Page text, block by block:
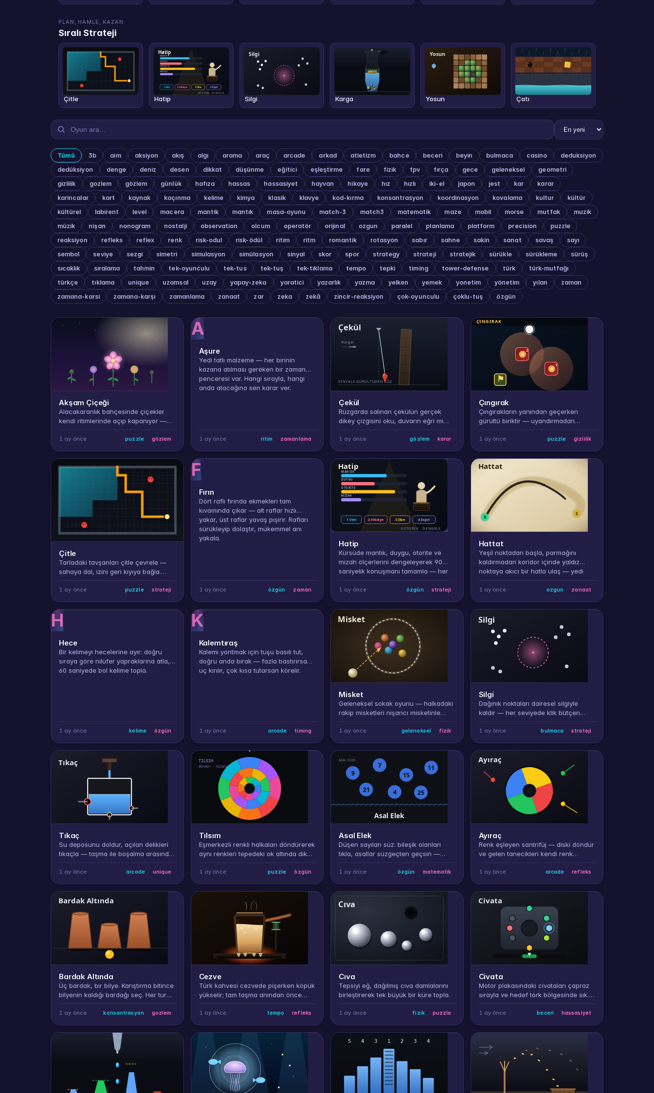
PLAN, HAMLE, KAZAN
Sıralı Strateji
Çitle Hatip Silgi Karga Yosun Çatı
Tümü 3b aim aksiyon akış algı arama araç arcade arkad atletizm bahce beceri beyin bulmaca casino
deduksiyon
dedüksiyon
denge deniz desen dikkat düşünme eğitici eşleştirme fare fizik fpv fırça gece geleneksel
geometri
gizlilik
gozlem gözlem günlük hafıza hassas hassasiyet hayvan hikaye hız hızlı iki-el japon jest kar
karar
karincalar
kart kaynak kaçınma kelime kimya klasik klavye kod-kırma konsantrasyon koordinasyon kovalama kultur
kültür
kültürel
labirent level macera mantik mantık masa-oyunu match-3 match3 matematik maze mobil morse mutfak
muzik
müzik
nişan nonogram nostalji observation olcum operatör orijinal ozgun paralel planlama platform precision
puzzle
reaksiyon
refleks reflex renk risk-odul risk-ödül ritim ritm romantik rotasyon sabır sahne sakin sanat savaş
sayı
sembol
seviye sezgi simetri simulasyon simülasyon sinyal skor spor strategy strateji stratejik sürükle sürükleme
sürüş
sıcaklık
sıralama tahmin tek-oyunculu tek-tus tek-tuş tek-tıklama tempo tepki timing tower-defense türk
türk-mutfağı
türkçe
tıklama unique uzamsal uzay yapay-zeka yaratici yazarlık yazma yelken yemek yonetim yönetim yılan
zaman
zamana-karsi
zamana-karşı zamanlama zanaat zar zeka zekâ zincir-reaksiyon çok-oyunculu çoklu-tuş özgün
Akşam Çiçeği
Alacakaranlık bahçesinde çiçekler
kendi ritimlerinde açıp kapanıyor —
sadece tam açıkken topla.
1 ay önce puzzle gözlem
A
Aşure
Yedi tatlı malzeme — her birinin
kazana atılması gereken bir zaman
penceresi var. Hangi sırayla, hangi
anda atacağına sen karar ver.
1 ay önce ritim zamanlama
Çekül
Rüzgarda salınan çekülün gerçek
dikey çizgisini oku, duvarın eğri mi
düz mü olduğuna karar ver — sinyali
gürültüden süzme oyunu.
1 ay önce gözlem karar
Çıngırak
Çıngırakların yanından geçerken
gürültü biriktir — uyandırmadan
bayrağa in.
1 ay önce puzzle gizlilik
Çitle
Tarladaki tavşanları çitle çevrele —
sahaya dal, izini geri kıyıya bağla.
Tavşanlar izini kemirirse can gider.
1 ay önce puzzle strateji
F
Fırın
Dört raflı fırında ekmekleri tam
kıvamında çıkar — alt raflar hızlı
yakar, üst raflar yavaş pişirir. Rafları
sürükleyip dolaştır, mükemmel anı
yakala.
1 ay önce özgün zaman
Hatip
Kürsüde mantık, duygu, otorite ve
mizah ölçerlerini dengeleyerek 90
saniyelik konuşmanı tamamla — her
retorik silah birini güçlendirir, diğerini
zayıflatır.
1 ay önce özgün strateji
Hattat
Yeşil noktadan başla, parmağını
kaldırmadan koridor içinde yaldız
noktaya akıcı bir hatla ulaş — yedi
farklı meşk, daralan koridor, hat
kalitesine göre puan.
1 ay önce ozgun zanaat
H
Hece
Bir kelimeyi hecelerine ayır: doğru
sıraya göre nilüfer yapraklarına atla,
60 saniyede bol kelime topla.
1 ay önce kelime özgün
K
Kalemtıraş
Kalemi yontmak için tuşu basılı tut,
doğru anda bırak — fazla bastırırsan
uç kırılır, çok kısa tutarsan körelir.
1 ay önce arcade timing
Misket
Geleneksel sokak oyunu — halkadaki
rakip misketleri nişancı misketinle
vurup dışarı uçur, ama nişancın
halkanın içinde durursa elin biter.
1 ay önce geleneksel fizik
Silgi
Dağınık noktaları dairesel silgiyle
kaldır — her seviyede klik bütçen
sınırlı.
1 ay önce bulmaca strateji
Tıkaç
Su deposunu doldur, açılan delikleri
tıkaçla — taşma ile boşalma arasında
dengede kal.
1 ay önce arcade unique
Tılsım
Eşmerkezli renkli halkaları döndürerek
aynı renkleri tepedeki ok altında dik
bir kola hizala — 5 seviye, en az
hamleyle çöz.
1 ay önce puzzle özgün
Asal Elek
Düşen sayıları süz: bileşik olanları
tıkla, asallar süzgeçten geçsin —
kaçırırsan veya asalı yakalarsan can
yanar.
1 ay önce özgün matematik
Ayıraç
Renk eşleyen santrifüj — diski döndür
ve gelen tanecikleri kendi renk
yuvasına yönlendir.
1 ay önce arcade refleks
Bardak Altında
Üç bardak, bir bilye. Karıştırma bitince
bilyenin kaldığı bardağı seç. Her tur
biraz daha hızlı, biraz daha kalabalık.
1 ay önce konsantrasyon gozlem
Cezve
Türk kahvesi cezvede pişerken köpük
yükselir; tam taşma anından önce
ocaktan al. Erken alırsan kahve çiğ
kalır, geç kalırsan taşar.
1 ay önce tempo refleks
Cıva
Tepsiyi eğ, dağılmış cıva damlalarını
birleştirerek tek büyük bir küre topla.
1 ay önce fizik puzzle
Civata
Motor plakasındaki civataları çapraz
sırayla ve hedef tork bölgesinde sık.
Yanlış sıra ya da fazla tork plakayı
eğer.
1 ay önce beceri hassasiyet